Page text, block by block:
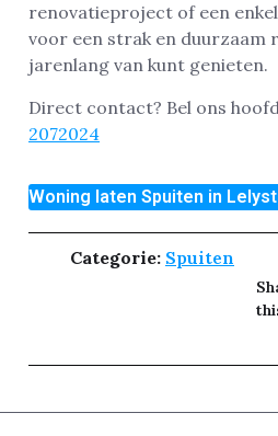
renovatieproject of een
voor een strak en duurzaam
jarenlang van kunt genieten.
Direct contact? Bel ons
2072024
Woning laten Spuiten in
Categorie: Spuiten